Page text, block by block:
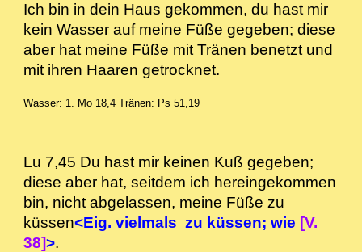
Ich bin in dein Haus gekommen, du hast mir
kein Wasser auf meine Füße gegeben; diese
aber hat meine Füße mit Tränen benetzt und
mit ihren Haaren getrocknet.
Wasser: 1. Mo 18,4 Tränen: Ps 51,19
Lu 7,45 Du hast mir keinen Kuß gegeben;
diese aber hat, seitdem ich hereingekommen
bin, nicht abgelassen, meine Füße zu
küssen<Eig. vielmals zu küssen; wie [V.
38]>.